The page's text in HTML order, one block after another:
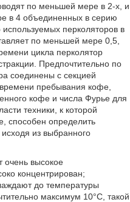
по меньшей мере в 2-х, и
в 4 объединенных в серию
перколяторов в
по меньшей мере 0,5,
цикла перколятор
Предпочтительно по
соединены с секцией
пребывания кофе,
кофе и числа Фурье для
техники, к которой
способен определить
из выбранного
очень высокое
концентрирован;
до температуры
максимум 10°C, такой